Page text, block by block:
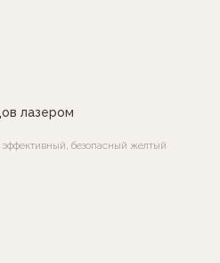
лазером
безопасный желтый